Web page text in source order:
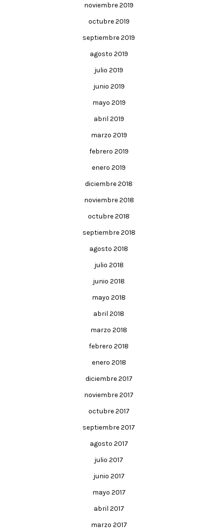
noviembre 2019
octubre 2019
septiembre 2019
agosto 2019
julio 2019
junio 2019
mayo 2019
abril 2019
marzo 2019
febrero 2019
enero 2019
diciembre 2018
noviembre 2018
octubre 2018
septiembre 2018
agosto 2018
julio 2018
junio 2018
mayo 2018
abril 2018
marzo 2018
febrero 2018
enero 2018
diciembre 2017
noviembre 2017
octubre 2017
septiembre 2017
agosto 2017
julio 2017
junio 2017
mayo 2017
abril 2017
marzo 2017